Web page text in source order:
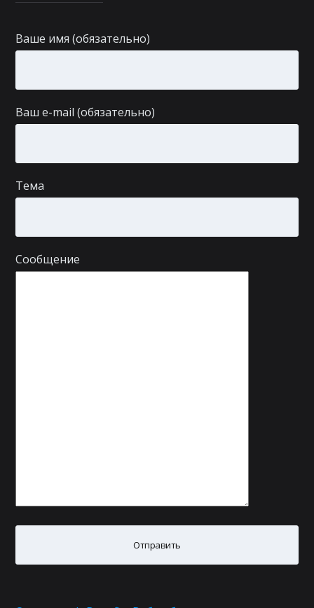
Ваше имя (обязательно)
Ваш e-mail (обязательно)
Тема
Сообщение